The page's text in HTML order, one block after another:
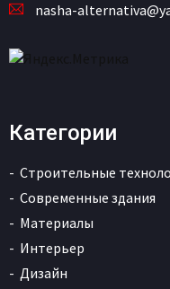
nasha-
Категории
Строительные
Современные здания
Материалы
Интерьер
Дизайн